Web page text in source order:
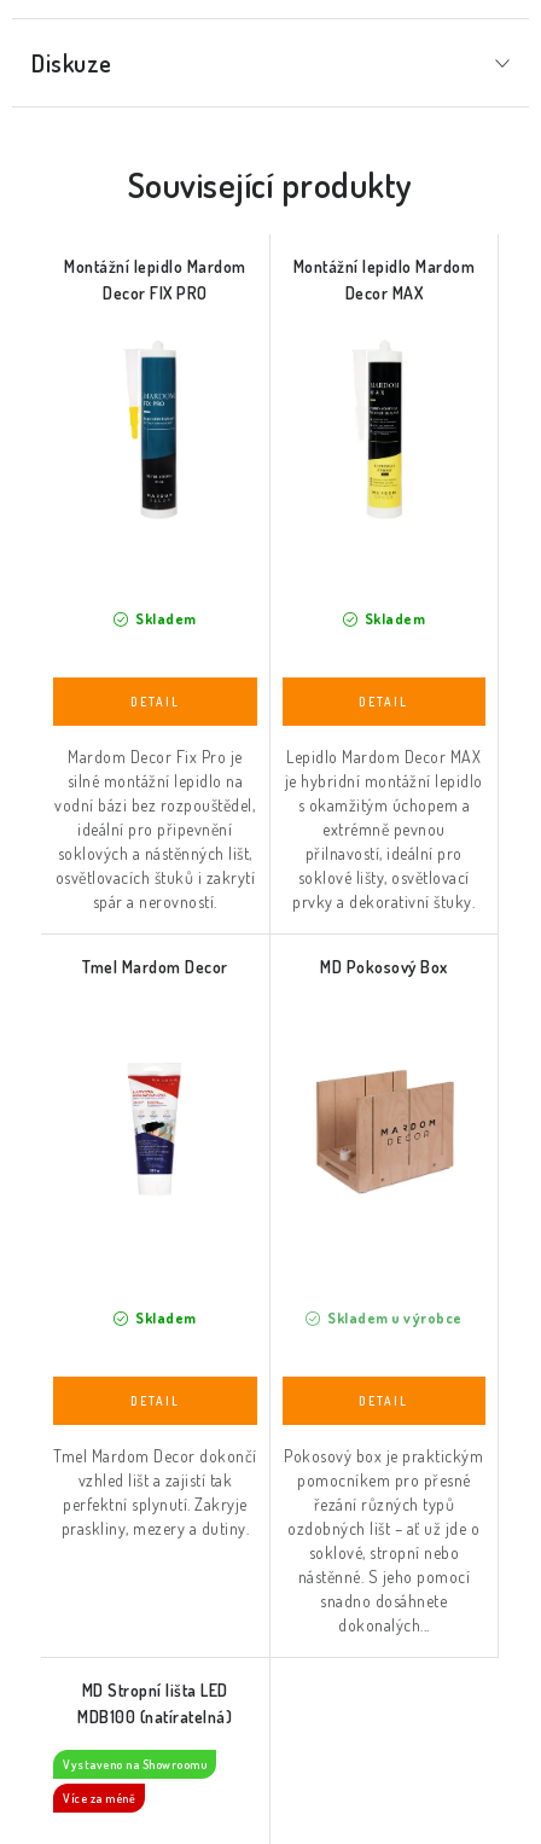
Diskuze
Související produkty
Montážní lepidlo Mardom
Decor FIX PRO
Skladem
Mardom Decor Fix Pro je
silné montážní lepidlo na
vodní bázi bez rozpouštědel,
ideální pro připevnění
soklových a nástěnných lišt,
osvětlovacích štuků i zakrytí
spár a nerovností.
Montážní lepidlo Mardom
Decor MAX
Skladem
Lepidlo Mardom Decor MAX
je hybridní montážní lepidlo
s okamžitým úchopem a
extrémně pevnou
přilnavostí, ideální pro
soklové lišty, osvětlovací
prvky a dekorativní štuky.
Tmel Mardom Decor
Skladem
Tmel Mardom Decor dokončí
vzhled lišt a zajistí tak
perfektní splynutí. Zakryje
praskliny, mezery a dutiny.
MD Pokosový Box
Skladem u výrobce
Pokosový box je praktickým
pomocníkem pro přesné
řezání různých typů
ozdobných lišt – ať už jde o
soklové, stropní nebo
nástěnné. S jeho pomocí
snadno dosáhnete
dokonalých...
MD Stropní lišta LED
MDB100 (natíratelná)
Vystaveno na Showroomu
Více za méně